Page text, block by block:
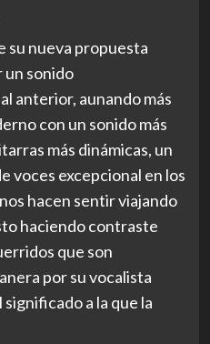
su nueva propuesta
un sonido
anterior, aunando más
con un sonido más
más dinámicas, un
voces excepcional en los
hacen sentir viajando
haciendo contraste
que son
por su vocalista
a la que la